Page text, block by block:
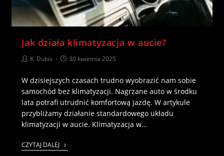
Jak działa klimatyzacja w aucie?
K. Dubis 30 kwietnia 2025
W dzisiejszych czasach trudno wyobrazić nam sobie
samochód bez klimatyzacji. Nagrzane auto w środku
lata potrafi utrudnić komfortową jazdę. W artykule
przybliżamy działanie standardowego układu
klimatyzacji w aucie. Klimatyzacja w…
CZYTAJ DALEJ